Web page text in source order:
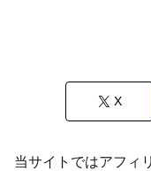
X
当サイトではアフィ